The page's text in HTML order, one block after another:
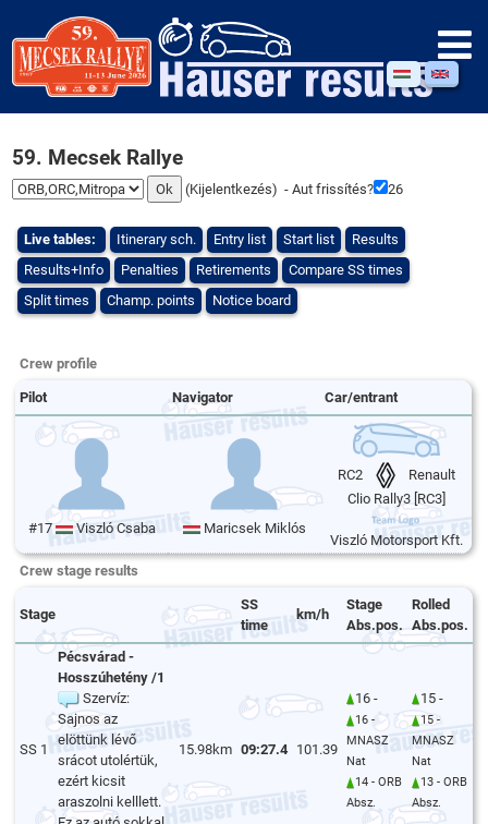
59. Mecsek Rallye
(Kijelentkezés) - Aut frissítés? 25
Live tables: Itinerary sch. Entry list Start list
Results
Results+Info
Penalties Retirements
Compare SS times
Split times
Champ. points Notice board
Crew profile
Pilot Navigator Car/entrant
#17 Viszló Csaba Maricsek Miklós
RC2
Renault
Clio Rally3 [RC3]
Viszló Motorsport Kft.
Crew stage results
Stage
SS
time
km/h
Stage
Abs.pos.
Rolled
Abs.pos.
SS 1
Pécsvárad -
Hosszúhetény /1
Szervíz:
Sajnos az
elöttünk lévő
srácot utolértük,
ezért kicsit
araszolni kelllett.
15.98km 09:27.4 101.39
16 -
16 -
MNASZ
Nat
14 - ORB
Absz.
15 -
15 -
MNASZ
Nat
13 - ORB
Absz.